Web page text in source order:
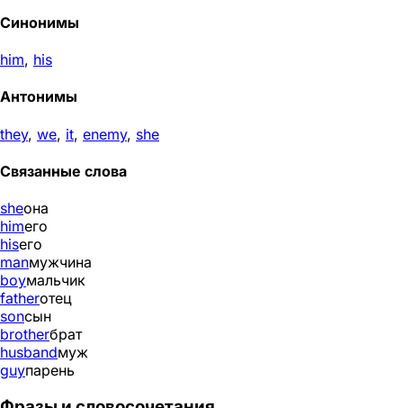
Синонимы
him, his
Антонимы
they, we, it, enemy, she
Связанные слова
sheона
himего
hisего
manмужчина
boyмальчик
fatherотец
sonсын
brotherбрат
husbandмуж
guyпарень